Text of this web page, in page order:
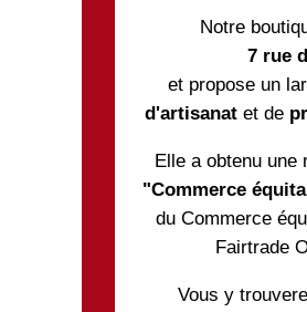
Notre
7 rue
et propose un
d'artisanat et de
Elle a obtenu une
"Commerce
du Commerce
Fairtrade
Vous y